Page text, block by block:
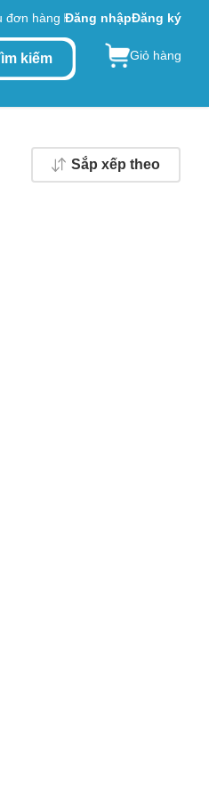
đơn hàng Đăng nhậpĐăng ký
kiếm Giỏ hàng
Sắp xếp theo